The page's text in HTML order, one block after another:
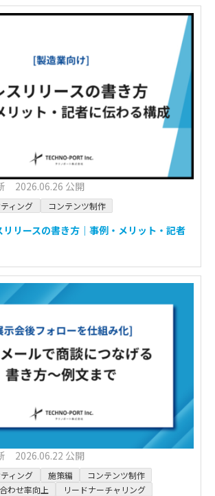
2026.06.26 公開
ィング コンテンツ制作
リースの書き方｜事例・メリット・記者
2026.06.22 公開
ィング 施策編
コンテンツ制作
わせ率向上 リードナーチャリング